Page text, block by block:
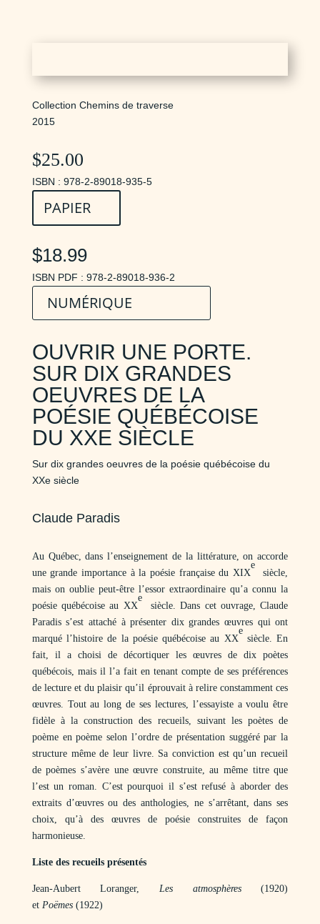
Collection Chemins de traverse
2015
$25.00
ISBN : 978-2-89018-935-5
PAPIER
$18.99
ISBN PDF : 978-2-89018-936-2
NUMÉRIQUE
OUVRIR UNE PORTE.
SUR DIX GRANDES
OEUVRES DE LA
POÉSIE QUÉBÉCOISE
DU XXE SIÈCLE
Sur dix grandes oeuvres de la poésie québécoise du
XXe siècle
Claude Paradis
Au Québec, dans l’enseignement de la littérature, on accorde
une grande importance à la poésie française du XIX
e
siècle,
mais on oublie peut-être l’essor extraordinaire qu’a connu la
poésie québécoise au XX
e
siècle. Dans cet ouvrage, Claude
Paradis s’est attaché à présenter dix grandes œuvres qui ont
marqué l’histoire de la poésie québécoise au XX
e
siècle. En
fait, il a choisi de décortiquer les œuvres de dix poètes
québécois, mais il l’a fait en tenant compte de ses préférences
de lecture et du plaisir qu’il éprouvait à relire constamment ces
œuvres. Tout au long de ses lectures, l’essayiste a voulu être
fidèle à la construction des recueils, suivant les poètes de
poème en poème selon l’ordre de présentation suggéré par la
structure même de leur livre. Sa conviction est qu’un recueil
de poèmes s’avère une œuvre construite, au même titre que
l’est un roman. C’est pourquoi il s’est refusé à aborder des
extraits d’œuvres ou des anthologies, ne s’arrêtant, dans ses
choix, qu’à des œuvres de poésie construites de façon
harmonieuse.
Liste des recueils présentés
Jean-Aubert Loranger, Les atmosphères(1920)
etPoëmes (1922)